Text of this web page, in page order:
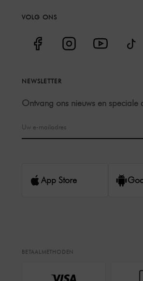
VOLG ONS
NEWSLETTER
Ontvang ons nieuws en speciale
App Store
BETAALMETHODEN